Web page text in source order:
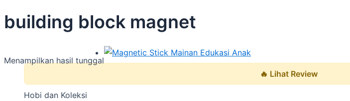
building block magnet
Menampilkan hasil tunggal
🔥 Lihat Review
Hobi dan Koleksi